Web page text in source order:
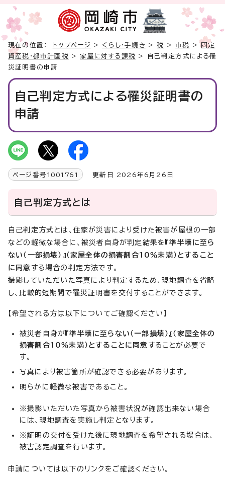
現在の位置： トップページ > くらし・手続き >税 >市税 >固定
資産税・都市計画税 > 家屋に対する課税 > 自己判定方式による罹
災証明書の申請
自己判定方式による罹災証明書の
申請
ページ番号 1001761 更新日 2026年6月26日
自己判定方式とは
自己判定方式とは、住家が災害により受けた被害が屋根の一部
などの軽微な場合に、被災者自身が判定結果を 『準半壊に至ら
ない（一部損壊）』（家屋全体の損害割合10％未満）とすること
に同意 する場合の判定方法です。
撮影していただいた写真により判定するため、現地調査を省略
し、比較的短期間で罹災証明書を交付することができます。
【希望される方は以下についてご確認ください】
被災者自身が『準半壊に至らない（一部損壊）』（家屋全体の
損害割合10％未満）とすることに同意 することが必要で
す。
写真により被害箇所が確認できる必要があります。
明らかに軽微な被害であること。
※撮影いただいた写真から被害状況が確認出来ない場合
には、現地調査を実施し判定となります。
※証明の交付を受けた後に現地調査を希望される場合は、
被害認定調査を行います。
申請については以下のリンクをご確認ください。